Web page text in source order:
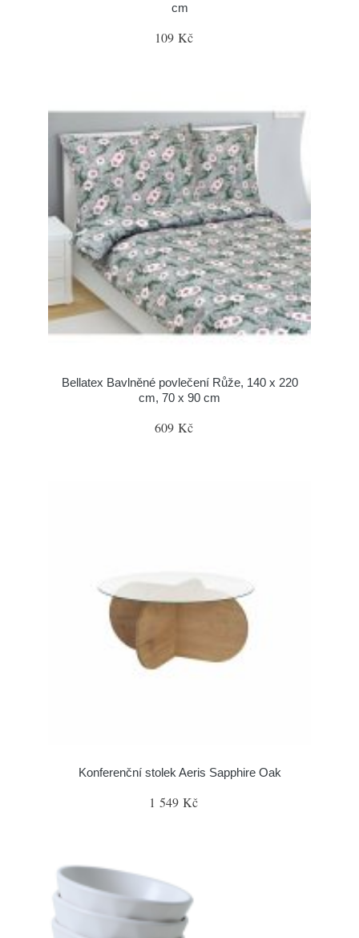
cm
109 Kč
Bellatex Bavlněné povlečení Růže, 140 x 220
cm, 70 x 90 cm
609 Kč
Konferenční stolek Aeris Sapphire Oak
1 549 Kč